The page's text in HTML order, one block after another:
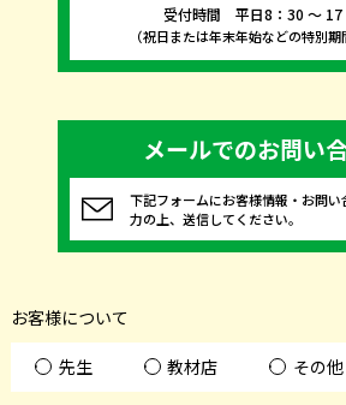
受付時間 平日8：30 〜 17
（祝日または年末年始などの特別期
メールでのお問い
下記フォームにお客様情報・お問
力の上、送信してください。
お客様について
先生 教材店 その他